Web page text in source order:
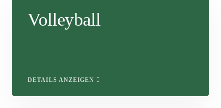
Volleyball
DETAILS ANZEIGEN